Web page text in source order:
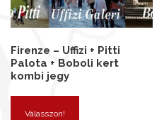
Firenze – Uffizi + Pitti
Palota + Boboli kert
kombi jegy
Válasszon!